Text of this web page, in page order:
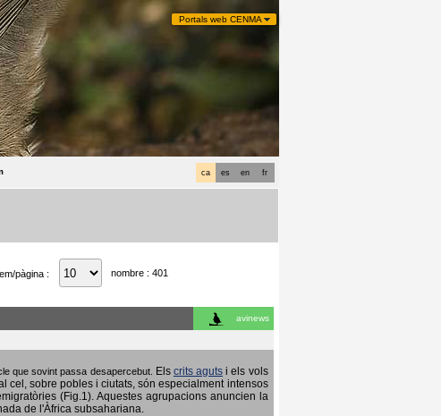
Portals web CENMA
fr
en
es
ca
pàgina : nombre : 401
avinews
que sovint passa desapercebut. Els crits aguts i els vols
cel, sobre pobles i ciutats, són especialment intensos
(Fig.1). Aquestes agrupacions anuncien la
de l'Àfrica subsahariana.